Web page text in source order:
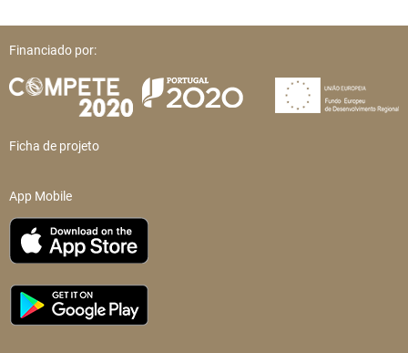
Financiado por:
Ficha de projeto
App Mobile